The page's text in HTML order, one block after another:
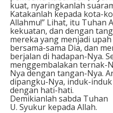
kuat, nyaringkanlah
Katakanlah kepada kota-
Allahmu!” Lihat, itu Tuhan
kekuatan, dan dengan
mereka yang menjadi
bersama-sama Dia, dan
berjalan di hadapan-Nya.
menggembalakan ternak-
Nya dengan tangan-Nya.
dipangku-Nya, induk-
dengan hati-hati.
Demikianlah sabda Tuhan
U. Syukur kepada Allah.